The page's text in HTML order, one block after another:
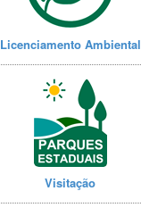
Licenciamento Ambiental
Visitação